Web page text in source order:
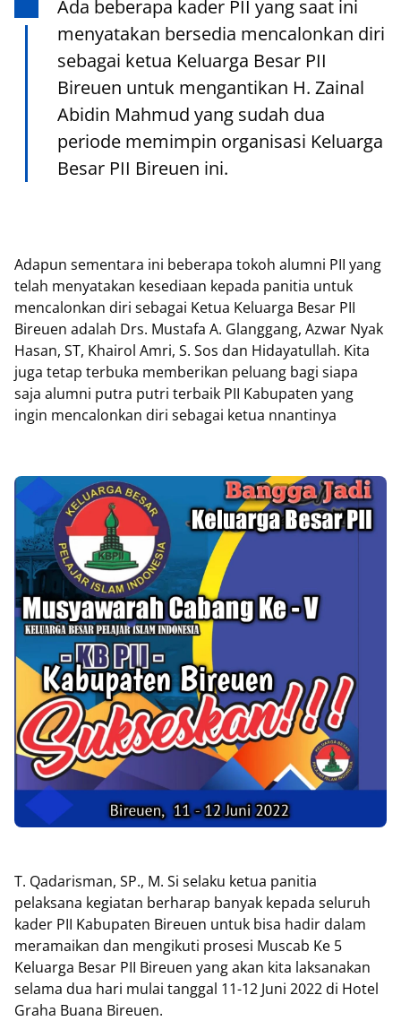
Ada beberapa kader PII yang saat ini
menyatakan bersedia mencalonkan diri
sebagai ketua Keluarga Besar PII
Bireuen untuk mengantikan H. Zainal
Abidin Mahmud yang sudah dua
periode memimpin organisasi Keluarga
Besar PII Bireuen ini.
Adapun sementara ini beberapa tokoh alumni PII yang
telah menyatakan kesediaan kepada panitia untuk
mencalonkan diri sebagai Ketua Keluarga Besar PII
Bireuen adalah Drs. Mustafa A. Glanggang, Azwar Nyak
Hasan, ST, Khairol Amri, S. Sos dan Hidayatullah. Kita
juga tetap terbuka memberikan peluang bagi siapa
saja alumni putra putri terbaik PII Kabupaten yang
ingin mencalonkan diri sebagai ketua nnantinya
T. Qadarisman, SP., M. Si selaku ketua panitia
pelaksana kegiatan berharap banyak kepada seluruh
kader PII Kabupaten Bireuen untuk bisa hadir dalam
meramaikan dan mengikuti prosesi Muscab Ke 5
Keluarga Besar PII Bireuen yang akan kita laksanakan
selama dua hari mulai tanggal 11-12 Juni 2022 di Hotel
Graha Buana Bireuen.